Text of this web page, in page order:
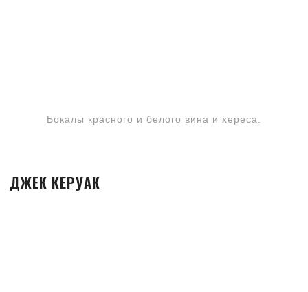
Бокалы красного и белого вина и хереса.
ДЖЕК КЕРУАК